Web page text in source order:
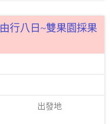
行八日~雙果園採果